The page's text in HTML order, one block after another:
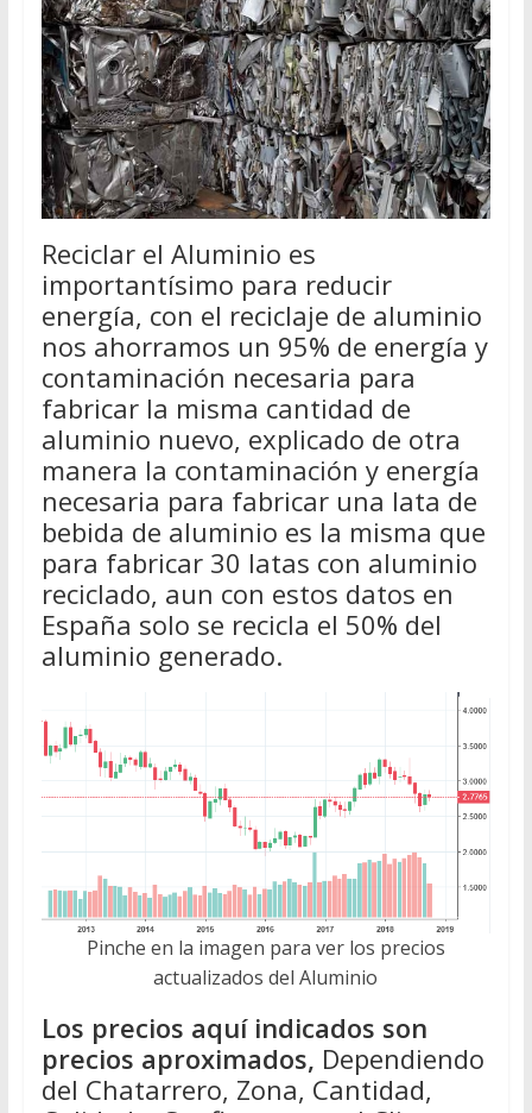
Reciclar el Aluminio es
importantísimo para reducir
energía, con el reciclaje de aluminio
nos ahorramos un 95% de energía y
contaminación necesaria para
fabricar la misma cantidad de
aluminio nuevo, explicado de otra
manera la contaminación y energía
necesaria para fabricar una lata de
bebida de aluminio es la misma que
para fabricar 30 latas con aluminio
reciclado, aun con estos datos en
España solo se recicla el 50% del
aluminio generado.
Pinche en la imagen para ver los precios
actualizados del Aluminio
Los precios aquí indicados son
precios aproximados, Dependiendo
del Chatarrero, Zona, Cantidad,